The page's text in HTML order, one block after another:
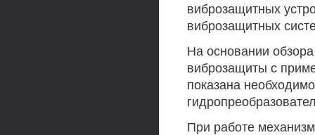
виброзащитных
виброзащитных
На основании
виброзащиты с
показана
При работе